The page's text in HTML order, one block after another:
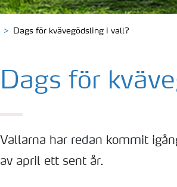
Dags för kvävegödsling i vall?
Dags för
Vallarna har redan kommit
av april ett sent år.